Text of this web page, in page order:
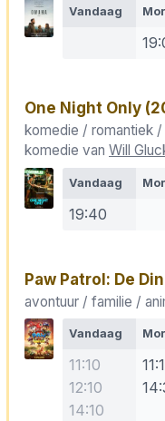
Vandaag
One Night Only
komedie / romantiek
komedie van Will
Vandaag
19:40
Paw Patrol: De
avontuur / familie /
Vandaag
11:10
12:10
14:10